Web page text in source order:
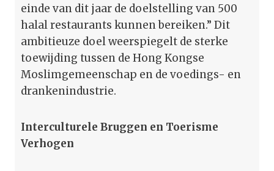
einde van dit jaar de doelstelling van 500
halal restaurants kunnen bereiken.” Dit
ambitieuze doel weerspiegelt de sterke
toewijding tussen de Hong Kongse
Moslimgemeenschap en de voedings- en
drankenindustrie.
Interculturele Bruggen en Toerisme
Verhogen